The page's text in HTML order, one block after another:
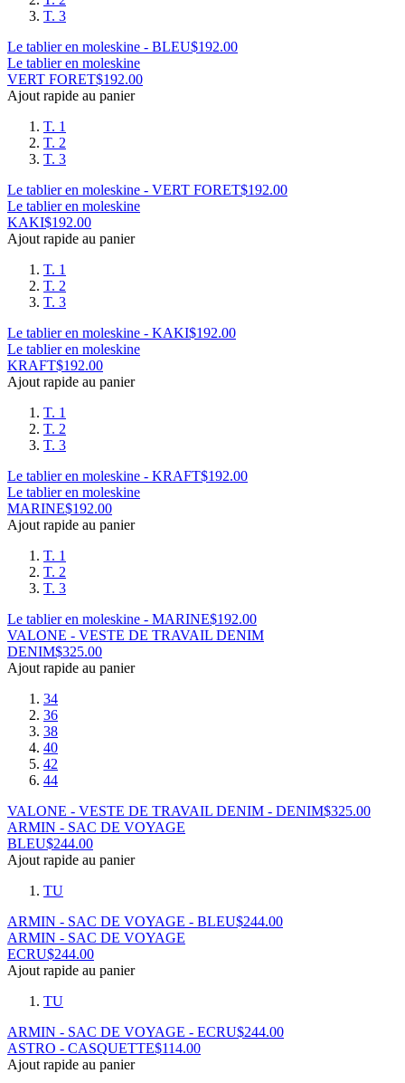
T. 3
Le tablier en moleskine - BLEU$192.00
Le tablier en moleskine
VERT FORET$192.00
Ajout rapide au panier
T. 1
T. 2
T. 3
Le tablier en moleskine - VERT FORET$192.00
Le tablier en moleskine
KAKI$192.00
Ajout rapide au panier
T. 1
T. 2
T. 3
Le tablier en moleskine - KAKI$192.00
Le tablier en moleskine
KRAFT$192.00
Ajout rapide au panier
T. 1
T. 2
T. 3
Le tablier en moleskine - KRAFT$192.00
Le tablier en moleskine
MARINE$192.00
Ajout rapide au panier
T. 1
T. 2
T. 3
Le tablier en moleskine - MARINE$192.00
VALONE - VESTE DE TRAVAIL DENIM
DENIM$325.00
Ajout rapide au panier
34
36
38
40
42
44
VALONE - VESTE DE TRAVAIL DENIM - DENIM$325.00
ARMIN - SAC DE VOYAGE
BLEU$244.00
Ajout rapide au panier
TU
ARMIN - SAC DE VOYAGE - BLEU$244.00
ARMIN - SAC DE VOYAGE
ECRU$244.00
Ajout rapide au panier
TU
ARMIN - SAC DE VOYAGE - ECRU$244.00
ASTRO - CASQUETTE$114.00
Ajout rapide au panier